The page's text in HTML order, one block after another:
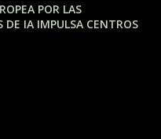
POR LAS
DE IA IMPULSA CENTROS